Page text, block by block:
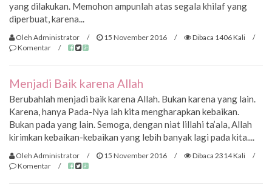
yang dilakukan. Memohon ampunlah atas segala khilaf yang
diperbuat, karena...
Oleh Administrator / 15 November 2016 / Dibaca 1406 Kali
/
Komentar
/
Menjadi Baik karena Allah
Berubahlah menjadi baik karena Allah. Bukan karena yang lain.
Karena, hanya Pada-Nya lah kita mengharapkan kebaikan.
Bukan pada yang lain. Semoga, dengan niat lillahi ta’ala, Allah
kirimkan kebaikan-kebaikan yang lebih banyak lagi pada kita....
Oleh Administrator / 15 November 2016 / Dibaca 2314 Kali
/
Komentar
/